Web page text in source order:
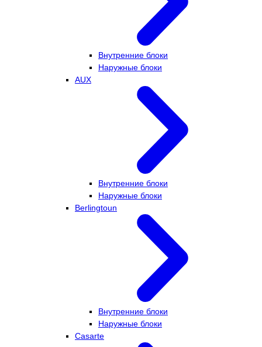
Внутренние блоки
Наружные блоки
AUX
Внутренние блоки
Наружные блоки
Berlingtoun
Внутренние блоки
Наружные блоки
Casarte